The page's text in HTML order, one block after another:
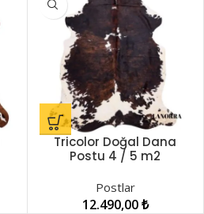
Tricolor Doğal Dana
Postu 4 / 5 m2
Postlar
12.490,00₺